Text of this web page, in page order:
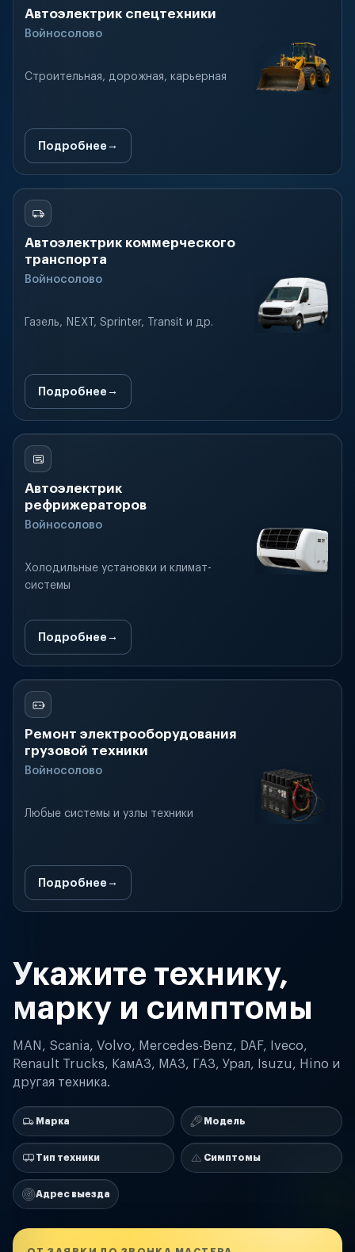
Автоэлектрик спецтехники
Войносолово
Строительная, дорожная, карьерная
Подробнее
Автоэлектрик коммерческого
транспорта
Войносолово
Газель, NEXT, Sprinter, Transit и др.
Подробнее
Автоэлектрик
рефрижераторов
Войносолово
Холодильные установки и климат-
системы
Подробнее
Ремонт электрооборудования
грузовой техники
Войносолово
Любые системы и узлы техники
Подробнее
Укажите технику,
марку и симптомы
MAN, Scania, Volvo, Mercedes-Benz, DAF, Iveco,
Renault Trucks, КамАЗ, МАЗ, ГАЗ, Урал, Isuzu, Hino и
другая техника.
Марка Модель
Тип техники Симптомы
Адрес выезда